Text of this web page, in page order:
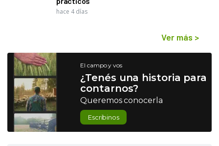
hace 4 días
Ver más >
El campo y vos
¿Tenés una historia para
contarnos?
Queremos conocerla
Escribinos